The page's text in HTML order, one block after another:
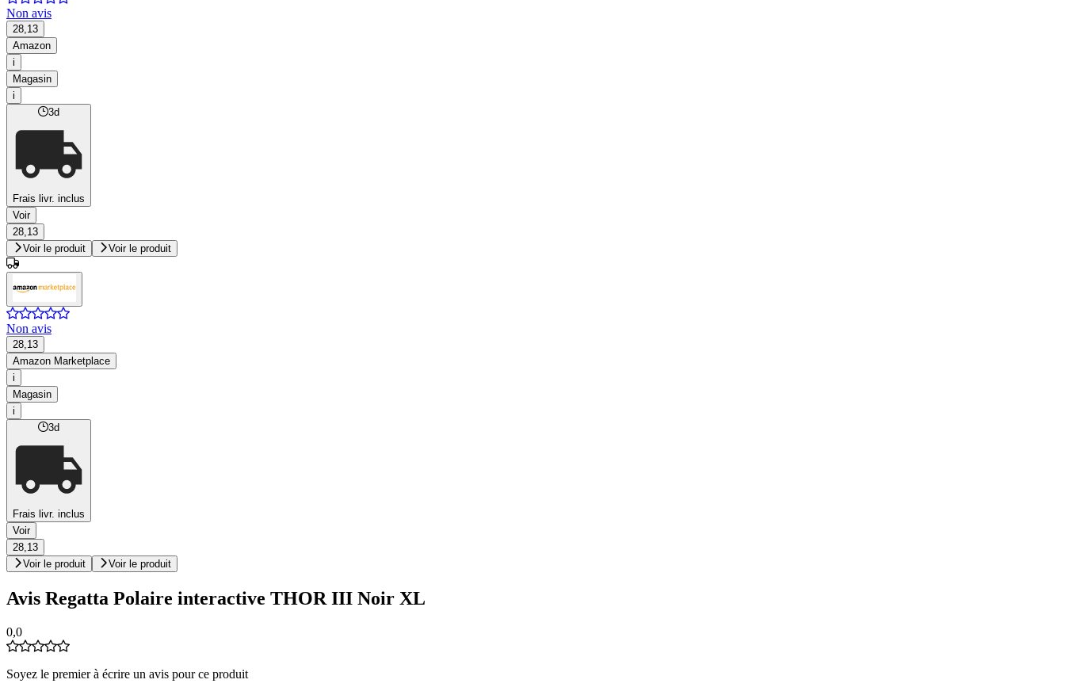
Non avis
28,13
Amazon
i
Magasin
i
3d
Frais livr. inclus
Voir
28,13
Voir le produit
Voir le produit
Non avis
28,13
Amazon Marketplace
i
Magasin
i
3d
Frais livr. inclus
Voir
28,13
Voir le produit
Voir le produit
Avis Regatta Polaire interactive THOR III Noir XL
0,0
Soyez le premier à écrire un avis pour ce produit